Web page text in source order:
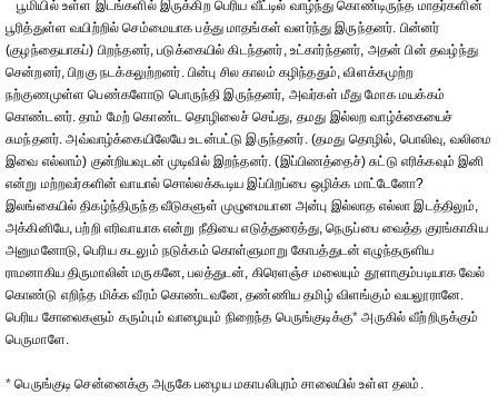
பூமியில் உள்ள இடங்களில் இருக்கிற பெரிய வீட்டில் வாழ்ந்து கொண்டிருந்த மாதர்களின்
பூரித்துள்ள வயிற்றில் செம்மையாக பத்து மாதங்கள் வளர்ந்து இருந்தனர். பின்னர்
(குழந்தையாகப்) பிறந்தனர், படுக்கையில் கிடந்தனர், உட்கார்ந்தனர், அதன் பின் தவழ்ந்து
சென்றனர், பிறகு நடக்கலுற்றனர். பின்பு சில காலம் கழிந்ததும், விளக்கமுற்ற
நற்குணமுள்ள பெண்களோடு பொருந்தி இருந்தனர், அவர்கள் மீது மோக மயக்கம்
கொண்டனர். தாம் மேற் கொண்ட தொழிலைச் செய்து, தமது இல்லற வாழ்க்கையைச்
சுமந்தனர். அவ்வாழ்க்கையிலேயே உடன்பட்டு இருந்தனர். (தமது தொழில், பொலிவு, வலிமை
இவை எல்லாம்) குன்றியவுடன் முடிவில் இறந்தனர். (இப்பிணத்தைச்) சுட்டு எரிக்கவும் இனி
என்று மற்றவர்களின் வாயால் சொல்லக்கூடிய இப்பிறப்பை ஒழிக்க மாட்டேனோ?
இலங்கையில் திகழ்ந்திருந்த வீடுகளுள் முழுமையான அன்பு இல்லாத எல்லா இடத்திலும்,
அக்கினியே, பற்றி எரிவாயாக என்று நீதியை எடுத்துரைத்து, நெருப்பை வைத்த குரங்காகிய
அனுமனோடு, பெரிய கடலும் நடுக்கம் கொள்ளுமாறு கோபத்துடன் எழுந்தருளிய
ராமனாகிய திருமாலின் மருகனே, பலத்துடன், கிரெளஞ்ச மலையும் தூளாகும்படியாக வேல்
கொண்டு எறிந்த மிக்க வீரம் கொண்டவனே, தண்ணிய தமிழ் விளங்கும் வயலூரானே.
பெரிய சோலைகளும் கரும்பும் வாழையும் நிறைந்த பெருங்குடிக்கு* அருகில் வீற்றிருக்கும்
பெருமாளே.
* பெருங்குடி சென்னைக்கு அருகே பழைய மகாபலிபுரம் சாலையில் உள்ள தலம்.